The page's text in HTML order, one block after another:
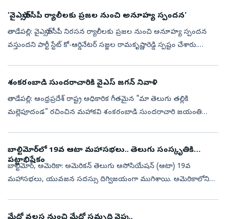
‘వైఎస్సార్‌సీపీ ర్యాలీలకు ప్రజల నుంచి అనూహ్య స్పందన’
తాడేపల్లి: వైఎస్సార్‌సీపీ నిరసన ర్యాలీలకు ప్రజల నుంచి అనూహ్య స్పందన
వస్తుందని పార్టీ స్టేట్‌ కో-ఆర్డినేటర్‌ సజ్జల రామకృష్ణారెడ్డి స్పష్టం చేశారు.
శంకరంబాడి సుందరాచారికి వైఎస్‌ జగన్‌ నివాళి
తాడేపల్లి: ఆంధ్రప్రదేశ్ రాష్ట్ర అధికారిక గీతమైన "మా తెలుగు తల్లికి
మల్లెపూదండ" రచించిన మహాకవి శంకరంబాడి సుందరాచారి జయంతి
బాల్టిమోర్‌లో 19వ ఆటా మహాసభలు.. తెలుగు సంస్కృతికి
పట్టాభిషేకం
బాల్టిమోర్‌, అమెరికా: అమెరికన్ తెలుగు అసోసియేషన్ (ఆటా) 19వ
మహాసభలు, యువజన సదస్సు దిగ్విజయంగా ముగిశాయి. అమెరికాలోని